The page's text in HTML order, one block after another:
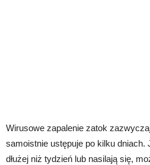
Wirusowe zapalenie zatok
samoistnie ustępuje po kilku
dłużej niż tydzień lub nasilają się,